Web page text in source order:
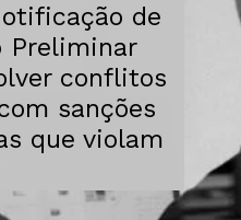
de
Preliminar
conflitos
sanções
que violam